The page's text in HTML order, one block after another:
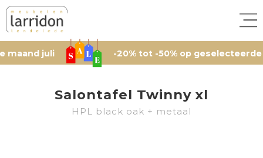
juli -20% tot -50% op geselecteerde
Salontafel Twinny xl
HPL black oak + metaal